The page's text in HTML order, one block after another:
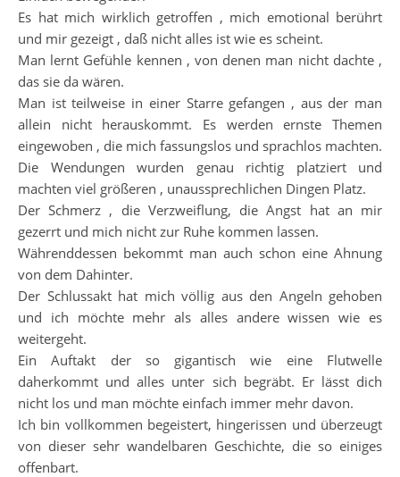
Es hat mich wirklich getroffen , mich emotional berührt
und mir gezeigt , daß nicht alles ist wie es scheint.
Man lernt Gefühle kennen , von denen man nicht dachte ,
das sie da wären.
Man ist teilweise in einer Starre gefangen , aus der man
allein nicht herauskommt. Es werden ernste Themen
eingewoben , die mich fassungslos und sprachlos machten.
Die Wendungen wurden genau richtig platziert und
machten viel größeren , unaussprechlichen Dingen Platz.
Der Schmerz , die Verzweiflung, die Angst hat an mir
gezerrt und mich nicht zur Ruhe kommen lassen.
Währenddessen bekommt man auch schon eine Ahnung
von dem Dahinter.
Der Schlussakt hat mich völlig aus den Angeln gehoben
und ich möchte mehr als alles andere wissen wie es
weitergeht.
Ein Auftakt der so gigantisch wie eine Flutwelle
daherkommt und alles unter sich begräbt. Er lässt dich
nicht los und man möchte einfach immer mehr davon.
Ich bin vollkommen begeistert, hingerissen und überzeugt
von dieser sehr wandelbaren Geschichte, die so einiges
offenbart.